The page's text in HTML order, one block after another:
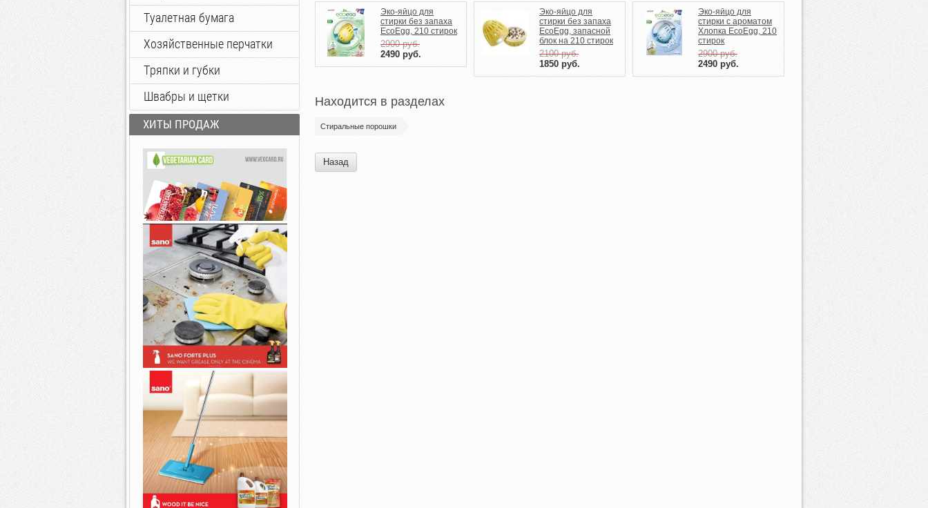
Туалетная бумага
Хозяйственные перчатки
Тряпки и губки
Швабры и щетки
ХИТЫ ПРОДАЖ
Эко-яйцо для
стирки без запаха
EcoEgg, 210 стирок
2900руб.
2490 руб.
Эко-яйцо для
стирки без запаха
EcoEgg, запасной
блок на 210 стирок
2100руб.
1850 руб.
Эко-яйцо для
стирки c ароматом
Хлопка EcoEgg, 210
стирок
2900руб.
2490 руб.
Находится в разделах
Стиральные порошки
Назад